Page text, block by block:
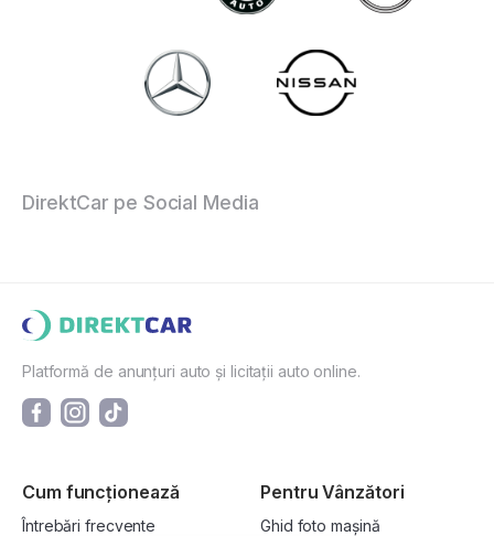
DirektCar pe Social Media
Platformă de anunțuri auto și licitații auto online.
Cum funcționează
Întrebări frecvente
Pentru Vânzători
Ghid foto mașină